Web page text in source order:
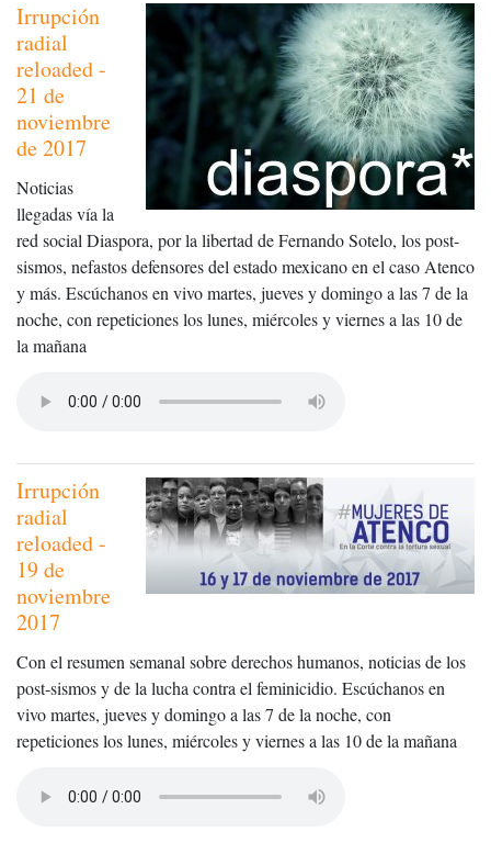
Irrupción
radial
reloaded -
21 de
noviembre
de 2017
Noticias
llegadas vía la
red social Diaspora, por la libertad de Fernando Sotelo, los post-
sismos, nefastos defensores del estado mexicano en el caso Atenco
y más. Escúchanos en vivo martes, jueves y domingo a las 7 de la
noche, con repeticiones los lunes, miércoles y viernes a las 10 de
la mañana
Irrupción
radial
reloaded -
19 de
noviembre
2017
Con el resumen semanal sobre derechos humanos, noticias de los
post-sismos y de la lucha contra el feminicidio. Escúchanos en
vivo martes, jueves y domingo a las 7 de la noche, con
repeticiones los lunes, miércoles y viernes a las 10 de la mañana